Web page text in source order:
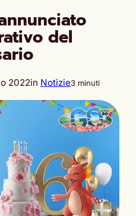
del
2022in Notizie3 minuti